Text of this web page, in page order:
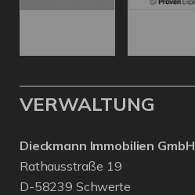
VERWALTUNG
Dieckmann Immobilien GmbH
Rathausstraße 19
D-58239 Schwerte